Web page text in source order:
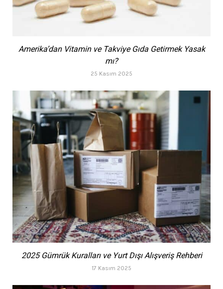
Amerika’dan Vitamin ve Takviye Gıda Getirmek Yasak
mı?
25 Kasım 2025
2025 Gümrük Kuralları ve Yurt Dışı Alışveriş Rehberi
17 Kasım 2025